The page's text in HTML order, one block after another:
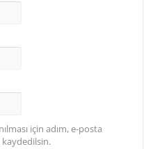
için adım, e-posta
kaydedilsin.